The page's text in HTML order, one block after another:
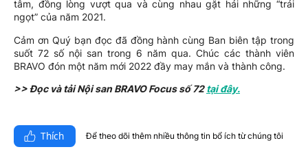
tâm, đồng lòng vượt qua và cùng nhau gặt hái những “trái
ngọt” của năm 2021.
Cảm ơn Quý bạn đọc đã đồng hành cùng Ban biên tập trong
suốt 72 số nội san trong 6 năm qua. Chúc các thành viên
BRAVO đón một năm mới 2022 đầy may mắn và thành công.
>> Đọc và tải Nội san BRAVO Focus số 72tại đây.
Thích Để theo dõi thêm nhiều thông tin bổ ích từ chúng tôi​